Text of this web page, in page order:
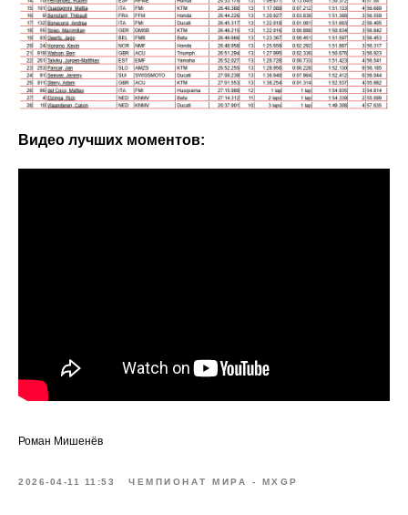
Видео лучших моментов:
Роман Мишенёв
2026-04-11 11:53 ЧЕМПИОНАТ МИРА - MXGP